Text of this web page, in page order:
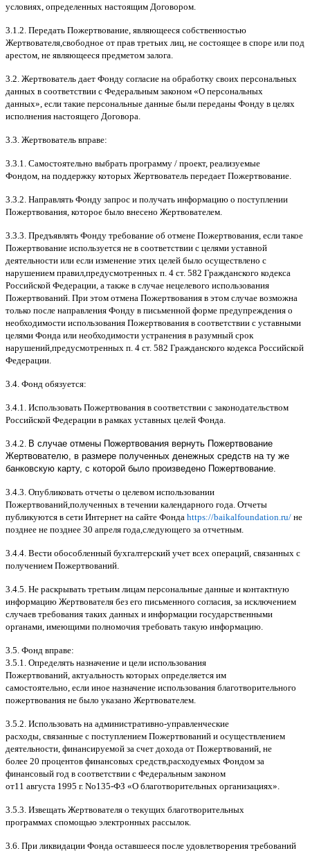
условиях определенных настоящим Договором
3.1.2. Передать Пожертвование являющееся собственностью
Жертвователя свободное от прав третьих лиц не состоящее в споре или под
арестом не являющееся предметом залога
3.2. Жертвователь дает Фонду согласие на обработку своих персональных
данных в соответствии с Федеральным законом «О персональных
данных», если такие персональные данные были переданы Фонду в целях
исполнения настоящего Договора
3.3. Жертвователь вправе:
3.3.1. Самостоятельно выбрать программу / проект, реализуемые
Фондом на поддержку которых Жертвователь передает Пожертвование
3.3.2. Направлять Фонду запрос и получать информацию о поступлении
Пожертвования которое было внесено Жертвователем
3.3.3. Предъявлять Фонду требование об отмене Пожертвования если такое
Пожертвование используется не в соответствии с целями уставной
деятельности или если изменение этих целей было осуществлено с
нарушением правил предусмотренных п . 4 ст. 582 Гражданского кодекса
Российской Федерации а также в случае нецелевого использования
Пожертвований При этом отмена Пожертвования в этом случае возможна
только после направления Фонду в письменной форме предупреждения о
необходимости использования Пожертвования в соответствии с уставными
целями Фонда или необходимости устранения в разумный срок
нарушений предусмотренных п . 4 ст. 582 Гражданского кодекса Российской
Федерации
3.4. Фонд обязуется:
3.4.1. Использовать Пожертвования в соответствии с законодательством
Российской Федерации в рамках уставных целей Фонда
3.4.2. В случае отмены Пожертвования вернуть Пожертвование
Жертвователю, в размере полученных денежных средств на ту же
банковскую карту, с которой было произведено Пожертвование.
3.4.3. Опубликовать отчеты о целевом использовании
Пожертвований полученных в течении календарного года Отчеты
публикуются в сети Интернет на сайте Фонда https://baikalfoundation.ru/ не
позднее не позднее 30 апреля года следующего за отчетным
3.4.4. Вести обособленный бухгалтерский учет всех операций связанных с
получением Пожертвований
3.4.5. Не раскрывать третьим лицам персональные данные и контактную
информацию Жертвователя без его письменного согласия за исключением
случаев требования таких данных и информации государственными
органами имеющими полномочия требовать такую информацию
3.5. Фонд вправе:
3.5.1. Определять назначение и цели использования
Пожертвований актуальность которых определяется им
самостоятельно если иное назначение использования благотворительного
пожертвования не было указано Жертвователем
3.5.2. Использовать на административно-управленческие
расходы связанные с поступлением Пожертвований и осуществлением
деятельности финансируемой за счет дохода от Пожертвований не
более 20 процентов финансовых средств расходуемых Фондом за
финансовый год в соответствии с Федеральным законом
от11 августа 1995 г. No135-ФЗ «О благотворительных организациях».
3.5.3. Извещать Жертвователя o текущих благотворительных
программах cпомощью электронных рассылок
3.6. При ликвидации Фонда оставшееся после удовлетворения требований